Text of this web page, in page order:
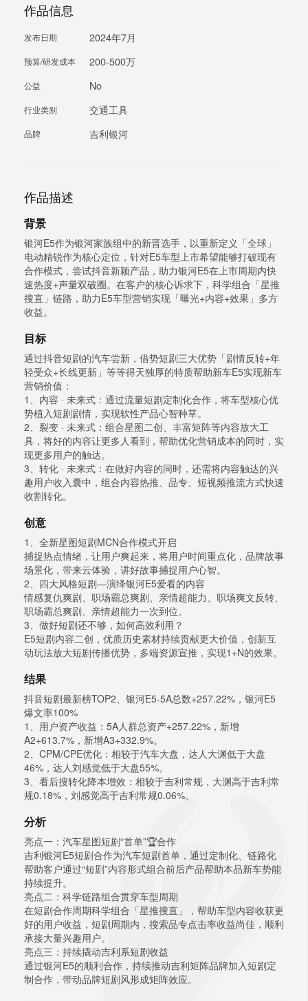
作品信息
发布日期 2024年7月
预算/研发成本 200-500万
公益 No
行业类别 交通工具
品牌 吉利银河
作品描述
背景
银河E5作为银河家族组中的新晋选手，以重新定义「全球」
电动精锐作为核心定位，针对E5车型上市希望能够打破现有
合作模式，尝试抖音新颖产品，助力银河E5在上市周期内快
速热度+声量双破圈。在客户的核心诉求下，科学组合「星推
搜直」链路，助力E5车型营销实现「曝光+内容+效果」多方
收益。
目标
通过抖音短剧的汽车尝新，借势短剧三大优势「剧情反转+年
轻受众+长线更新」等等得天独厚的特质帮助新车E5实现新车
营销价值：
1、内容 · 未来式：通过流量短剧定制化合作，将车型核心优
势植入短剧剧情，实现软性产品心智种草。
2、裂变 · 未来式：组合星图二创、丰富矩阵等内容放大工
具，将好的内容让更多人看到，帮助优化营销成本的同时，实
现更多用户的触达。
3、转化 · 未来式：在做好内容的同时，还需将内容触达的兴
趣用户收入囊中，组合内容热推、品专、短视频推流方式快速
收割转化。
创意
1、全新星图短剧MCN合作模式开启
捕捉热点情绪，让用户爽起来，将用户时间重点化，品牌故事
场景化，带来云体验，讲好故事捕捉用户心智。
2、四大风格短剧—演绎银河E5爱看的内容
情感复仇爽剧、职场霸总爽剧、亲情超能力、职场爽文反转、
职场霸总爽剧、亲情超能力一次到位。
3、做好短剧还不够，如何高效利用？
E5短剧内容二创，优质历史素材持续贡献更大价值，创新互
动玩法放大短剧传播优势，多端资源宣推，实现1+N的效果。
结果
抖音短剧最新榜TOP2、银河E5-5A总数+257.22%，银河E5
爆文率100%
1、用户资产收益：5A人群总资产+257.22%，新增
A2+613.7%，新增A3+332.9%。
2、CPM/CPE优化：相较于汽车大盘，达人大渊低于大盘
46%，达人刘感觉低于大盘55%。
3、看后搜转化降本增效：相较于吉利常规，大渊高于吉利常
规0.18%，刘感觉高于吉利常规0.06%。
分析
亮点一：汽车星图短剧“首单”🏆合作
吉利银河E5短剧合作为汽车短剧首单，通过定制化、链路化
帮助客户通过“短剧”内容形式组合前后产品帮助本品新车势能
持续提升。
亮点二：科学链路组合贯穿车型周期
在短剧合作周期科学组合「星推搜直」，帮助车型内容收获更
好的用户收益，短剧周期内，搜索品专点击率收益尚佳，顺利
承接大量兴趣用户。
亮点三：持续撬动吉利系短剧收益
通过银河E5的顺利合作，持续推动吉利矩阵品牌加入短剧定
制合作，带动品牌短剧风形成矩阵效应。